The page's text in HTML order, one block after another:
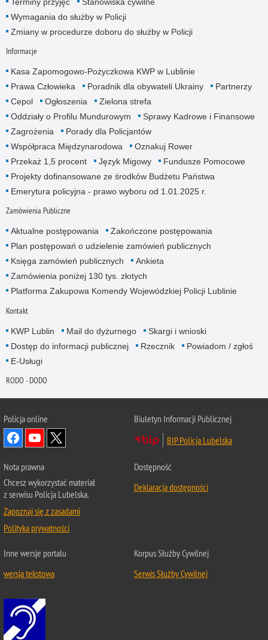
Wymagania do służby w Policji
Zmiany w procedurze doboru do służby w Policji
Informacje
Kasa Zapomogowo-Pożyczkowa KWP w Lublinie
Prawa Człowieka
Poradnik dla obywateli Ukrainy
Partnerzy
Cepol
Ogłoszenia
Zielona strefa
Oddziały o Profilu Mundurowym
Sprawy Kadrowe i Finansowe
Zagrożenia
Porady dla Policjantów
Współpraca Międzynarodowa
Oznakuj Rower
Przekaż 1,5 procent
Język Migowy
Fundusze Pomocowe
Projekty dofinansowane ze środków Budżetu Państwa
Emerytura policyjna - prawo wyboru od 1.01.2025 r.
Zamówienia Publiczne
Aktualne postępowania
Zakończone postępowania
Plan postępowań o udzielenie zamówień publicznych
Księga zamówień publicznych
Ankieta
Zamówienia poniżej 130 tys. złotych
Platforma Zakupowa Komendy Wojewódzkiej Policji Lublinie
Kontakt
KWP Lublin Mail do dyżurnego
Skargi i wnioski
Dostęp do informacji publicznej
Rzecznik
Powiadom / zgłoś
E-Usługi
RODO - DODO
Policja online
Biuletyn Informacji Publicznej
BIP Policja Lubelska
Nota prawna
Chcesz wykorzystać materiał
z serwisu Policja Lubelska.
Zapoznaj się z zasadami
Polityka prywatności
Dostępność
Deklaracja dostępności
Inne wersje portalu
wersja tekstowa
Korpus Służby Cywilnej
Serwis Służby Cywilnej